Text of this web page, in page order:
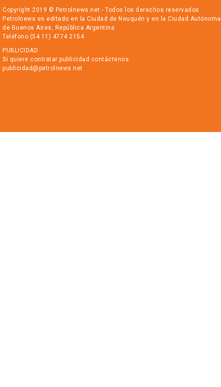
Copyright 2019 © Petrolnews.net - Todos los derechos reservados
Petrolnews es editado en la Ciudad de Neuquén y en la Ciudad Autónoma
de Buenos Aires, República Argentina
Teléfono (54 11) 4774 2154
PUBLICIDAD
Si quiere contratar publicidad contáctenos
publicidad@petrolnews.net